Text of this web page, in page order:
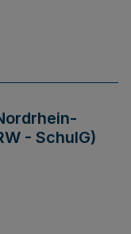
- SchulG)